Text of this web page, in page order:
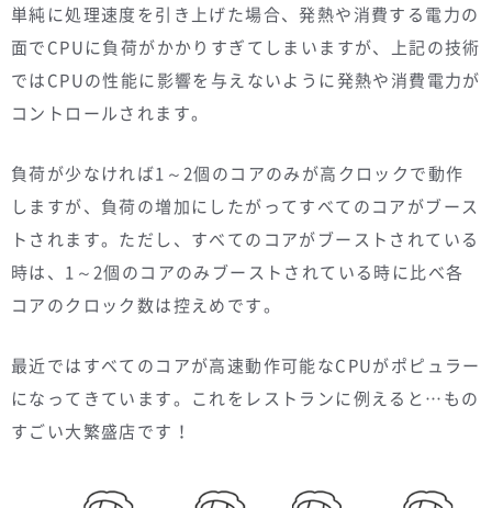
単純に処理速度を引き上げた場合、発熱や消費する電力の
面でCPUに負荷がかかりすぎてしまいますが、上記の技術
ではCPUの性能に影響を与えないように発熱や消費電力が
コントロールされます。
負荷が少なければ1～2個のコアのみが高クロックで動作
しますが、負荷の増加にしたがってすべてのコアがブース
トされます。ただし、すべてのコアがブーストされている
時は、1～2個のコアのみブーストされている時に比べ各
コアのクロック数は控えめです。
最近ではすべてのコアが高速動作可能なCPUがポピュラー
になってきています。これをレストランに例えると…もの
すごい大繁盛店です！